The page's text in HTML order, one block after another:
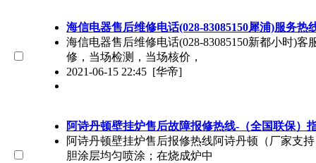
海信电器售后维修电话(028-83085150犀浦)服务热
海信电器售后维修电话(028-83085150新都小时)
修，当场检测，当场核价，
2021-06-15 22:45 [华帝]
阿诗丹顿壁挂炉售后故障报修热线-（全国联保）
阿诗丹顿壁挂炉售后报修热线阿诗丹顿（厂家支
胆涂层均匀喷涂；在烧成炉中